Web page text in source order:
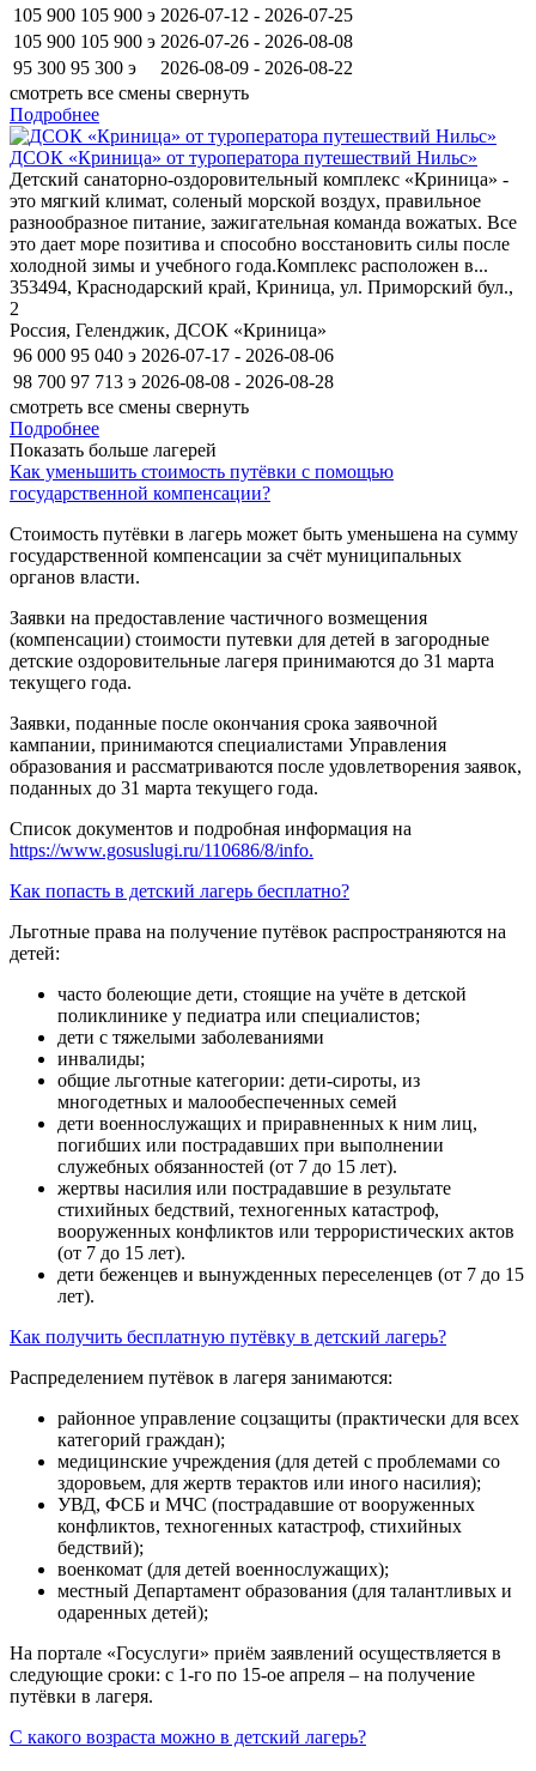
105 900 105 900 э 2026-07-12 - 2026-07-25
105 900 105 900 э 2026-07-26 - 2026-08-08
95 300 95 300 э
2026-08-09 - 2026-08-22
смотреть все смены свернуть
Подробнее
ДСОК «Криница» от туроператора путешествий Нильс»
Детский санаторно-оздоровительный комплекс «Криница» -
это мягкий климат, соленый морской воздух, правильное
разнообразное питание, зажигательная команда вожатых. Все
это дает море позитива и способно восстановить силы после
холодной зимы и учебного года.Комплекс расположен в...
353494, Краснодарский край, Криница, ул. Приморский бул.,
2
Россия, Геленджик, ДСОК «Криница»
96 000 95 040 э 2026-07-17 - 2026-08-06
98 700 97 713 э 2026-08-08 - 2026-08-28
смотреть все смены свернуть
Подробнее
Показать больше лагерей
2
Как уменьшить стоимость путёвки с помощью
государственной компенсации?
Стоимость путёвки в лагерь может быть уменьшена на сумму
государственной компенсации за счёт муниципальных
органов власти.
Заявки на предоставление частичного возмещения
(компенсации) стоимости путевки для детей в загородные
детские оздоровительные лагеря принимаются до 31 марта
текущего года.
Заявки, поданные после окончания срока заявочной
кампании, принимаются специалистами Управления
образования и рассматриваются после удовлетворения заявок,
поданных до 31 марта текущего года.
Список документов и подробная информация на
https://www.gosuslugi.ru/110686/8/info.
Как попасть в детский лагерь бесплатно?
Льготные права на получение путёвок распространяются на
детей:
часто болеющие дети, стоящие на учёте в детской
поликлинике у педиатра или специалистов;
дети с тяжелыми заболеваниями
инвалиды;
общие льготные категории: дети-сироты, из
многодетных и малообеспеченных семей
дети военнослужащих и приравненных к ним лиц,
погибших или пострадавших при выполнении
служебных обязанностей (от 7 до 15 лет).
жертвы насилия или пострадавшие в результате
стихийных бедствий, техногенных катастроф,
вооруженных конфликтов или террористических актов
(от 7 до 15 лет).
дети беженцев и вынужденных переселенцев (от 7 до 15
лет).
Как получить бесплатную путёвку в детский лагерь?
Распределением путёвок в лагеря занимаются:
районное управление соцзащиты (практически для всех
категорий граждан);
медицинские учреждения (для детей с проблемами со
здоровьем, для жертв терактов или иного насилия);
УВД, ФСБ и МЧС (пострадавшие от вооруженных
конфликтов, техногенных катастроф, стихийных
бедствий);
военкомат (для детей военнослужащих);
местный Департамент образования (для талантливых и
одаренных детей);
На портале «Госуслуги» приём заявлений осуществляется в
следующие сроки: с 1-го по 15-ое апреля – на получение
путёвки в лагеря.
С какого возраста можно в детский лагерь?